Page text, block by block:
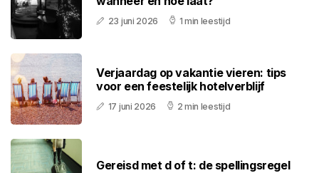
23 juni 2026 1 min leestijd
Verjaardag op vakantie vieren: tips
voor een feestelijk hotelverblijf
17 juni 2026 2 min leestijd
Gereisd met d of t: de spellingsregel